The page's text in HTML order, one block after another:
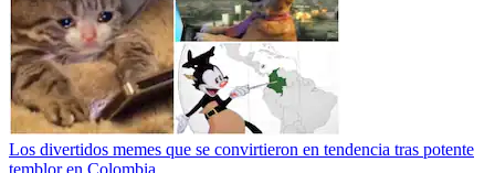
Los divertidos memes que se convirtieron en tendencia tras potente
temblor en Colombia